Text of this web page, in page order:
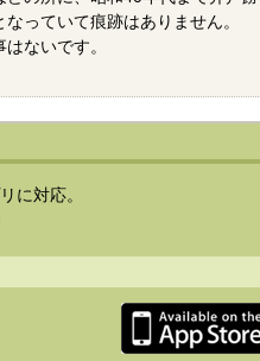
っていて痕跡はありません。
ないです。
に対応。